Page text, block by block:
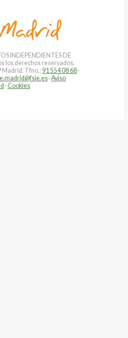
INDEPENDIENTES DE
los derechos reservados.
Madrid. Tfno.: 91 554 08 68 ·
·Aviso
· Cookies